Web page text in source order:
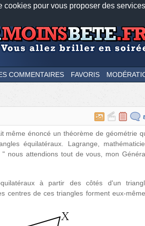
pour vous proposer des
applications mobiles Newsletter
COMMENTAIRES FAVORIS
même énoncé un théorème de géométrie
équilatéraux. Lagrange,
nous attendions tout de vous, mon
à partir des côtés d'un
centres de ces triangles forment eux-